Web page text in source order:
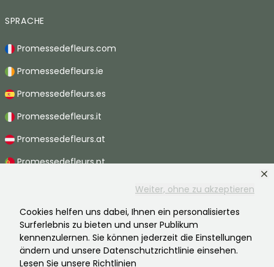
Weiter, ohne zu akzeptieren
Cookies helfen uns dabei, Ihnen ein personalisiertes
Surferlebnis zu bieten und unser Publikum
kennenzulernen. Sie können jederzeit die Einstellungen
ändern und unsere Datenschutzrichtlinie einsehen.
Lesen Sie unsere Richtlinien
SPRACHE
Promessedefleurs.com
Promessedefleurs.ie
Promessedefleurs.es
Promessedefleurs.it
Promessedefleurs.at
Promessedefleurs.pt
Promessedefleurs.be
Promessedefleurs.ch